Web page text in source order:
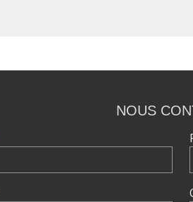
NOUS